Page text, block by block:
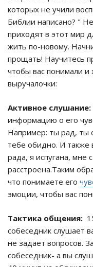
которых не учили
Библии написано? "
приходят в этот мир
жить по-новому.
прощать! Научитесь
чтобы вас понимали и
выручалочки:
Активное слушание:
информацию о его
Например: ты рад, ты
тебе обидно. И также
рада, я испугана,
расстроена.Таким
что понимаете его
эмоции, чтобы вас
Тактика общения:
собеседник слушает
не задает вопросов.
собеседник- а вы